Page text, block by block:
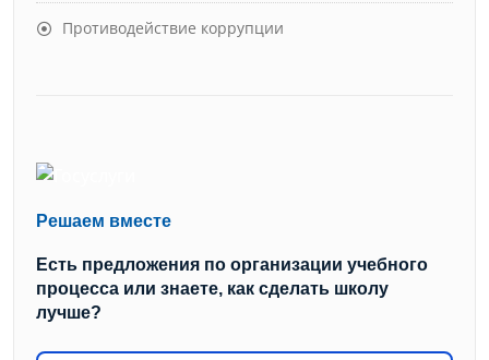
Противодействие коррупции
Решаем вместе
Есть предложения по организации учебного
процесса или знаете, как сделать школу
лучше?